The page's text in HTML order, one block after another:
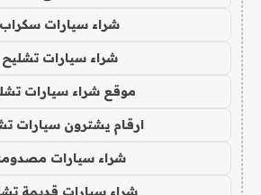
شراء سيارات سكراب
شراء سيارات تشليح
موقع شراء سيارات
ارقام يشترون سيارات
شراء سيارات
شراء سيارات قديمة